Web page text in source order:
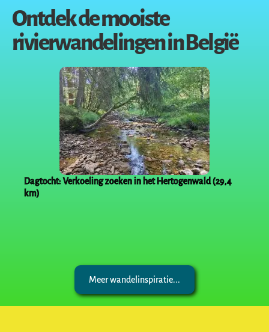
Ontdek de mooiste
rivierwandelingen in België
Dagtocht: Verkoeling zoeken in het Hertogenwald (29,4
km)
Meer wandelinspiratie...